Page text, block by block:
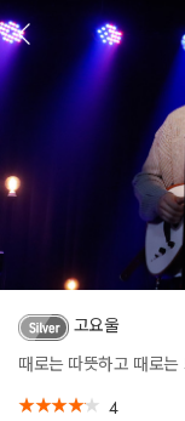
뒤
로
가
고요울
때로는 따뜻하고 때로
★★★★★
★★★★★ 4